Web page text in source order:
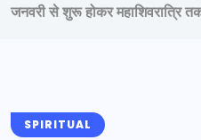
जनवरी से शुरू होकर महाशिवरात्रि
SPIRITUAL